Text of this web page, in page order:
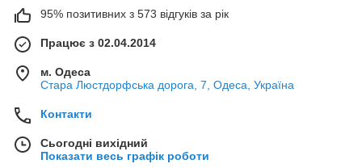
95% позитивних з 573 відгуків за рік
Працює з 02.04.2014
м. Одеса
Стара Люстдорфська дорога, 7, Одеса, Україна
Контакти
Сьогодні вихідний
Показати весь графік роботи